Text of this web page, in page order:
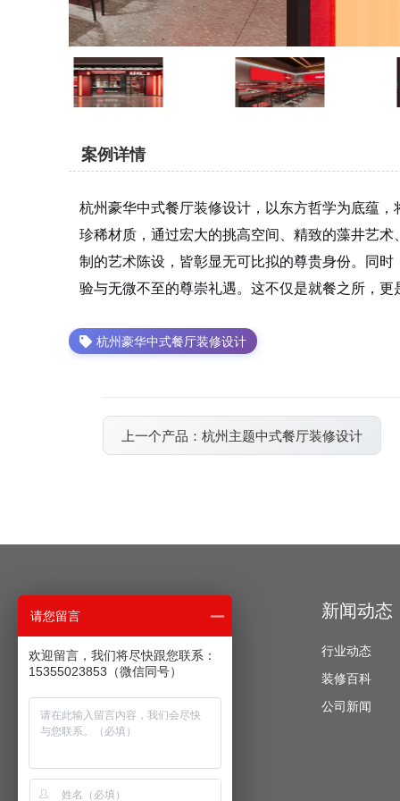
案例详情
杭州豪华中式餐厅装修设计，以东方哲学为底蕴
珍稀材质，通过宏大的挑高空间、精致的藻井艺
制的艺术陈设，皆彰显无可比拟的尊贵身份。同
验与无微不至的尊崇礼遇。这不仅是就餐之所，
杭州豪华中式餐厅装修设计
上一个产品：杭州主题中式餐厅装修设计
经典案例
办公空间
酒店公寓
餐饮空间
教育培训
运动健身
新闻动态
行业动态
装修百科
公司新闻
请您留言
欢迎留言，我们将尽快跟您联系：
15355023853（微信同号）